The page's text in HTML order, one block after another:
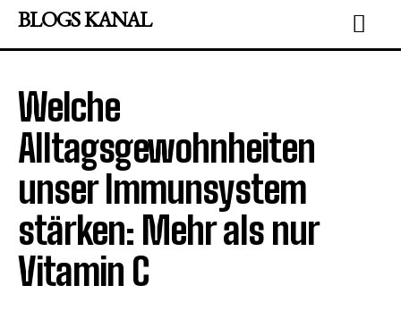
BLOGS KANAL
Welche
Alltagsgewohnheiten
unser Immunsystem
stärken: Mehr als nur
Vitamin C